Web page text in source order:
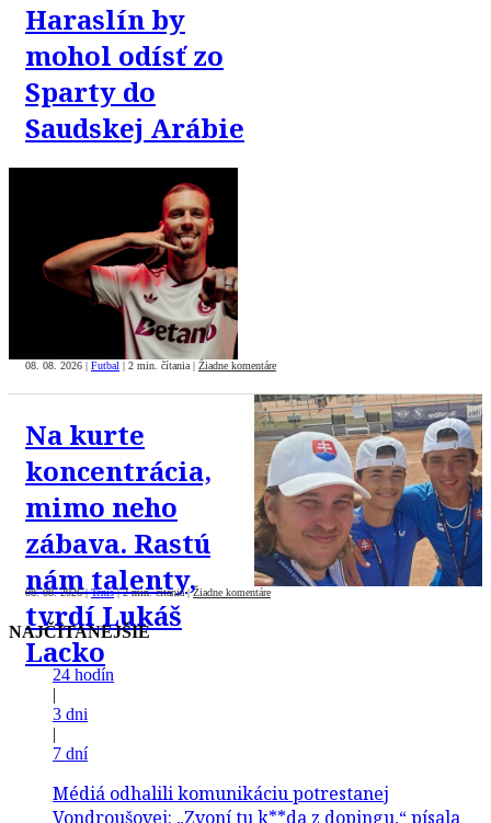
Haraslín by
mohol odísť zo
Sparty do
Saudskej Arábie
08. 08. 2026 | Futbal | 2 min. čítania| Žiadne komentáre
Na kurte
koncentrácia,
mimo neho
zábava. Rastú
nám talenty,
tvrdí Lukáš
Lacko
08. 08. 2026| Tenis |2 min. čítania| Žiadne komentáre
NAJČÍTANEJŠIE
24 hodín
|
3 dni
|
7 dní